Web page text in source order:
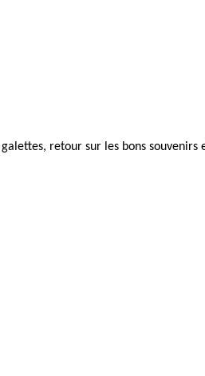
retour sur les bons